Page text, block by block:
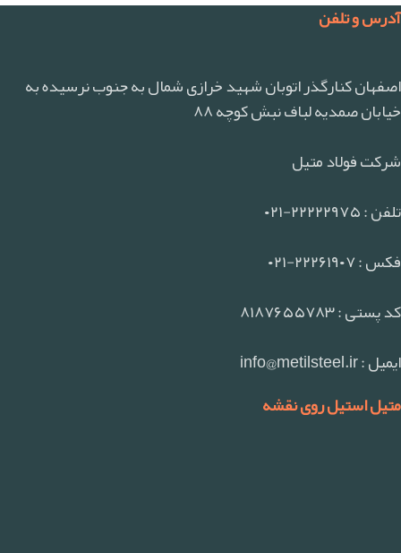
آدرس و تلفن
اصفهان کنارگذر اتوبان شهید خرازی شمال به جنوب نرسیده به
خیابان صمدیه لباف نبش کوچه ۸۸
شرکت فولاد متیل
تلفن : ۲۲۲۲۲۹۷۵-۰۲۱
فکس : ۲۲۲۶۱۹۰۷-۰۲۱
کد پستی : ۸۱۸۷۶۵۵۷۸۳
ایمیل : info@metilsteel.ir
متیل استیل روی نقشه